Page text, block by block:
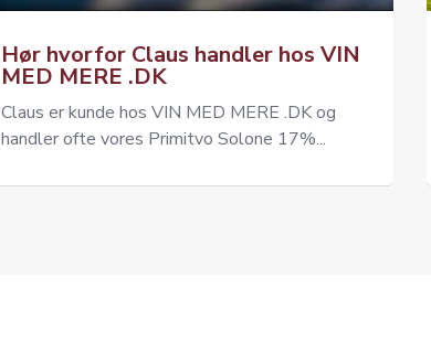
Hør hvorfor Claus handler hos VIN
MED MERE .DK
Claus er kunde hos VIN MED MERE .DK og
handler ofte vores Primitvo Solone 17%...